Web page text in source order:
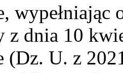
z dnia 10
(Dz. U. z